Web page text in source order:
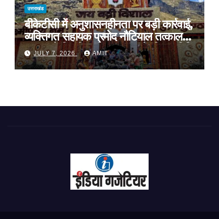
उत्तराखंड
बीकेटीसी में अनुशासनहीनता पर बड़ी कार्रवाई,
व्यक्तिगत सहायक प्रमोद नौटियाल तत्काल
प्रभाव से निलंबित, निष्पक्ष जांच के लिए समिति
गठित
JULY 7, 2026 AMIT